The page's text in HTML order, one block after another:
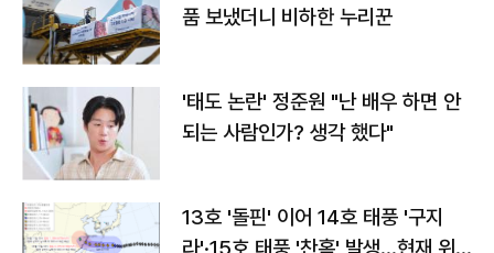
품 보냈더니 비하한 누리꾼
'태도 논란' 정준원 "난 배우 하면 안
되는 사람인가? 생각 했다"
13호 '돌핀' 이어 14호 태풍 '구지
라'·15호 태풍 '찬홈' 발생…현재 위